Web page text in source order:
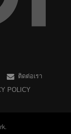
ติดต่อเรา
POLICY